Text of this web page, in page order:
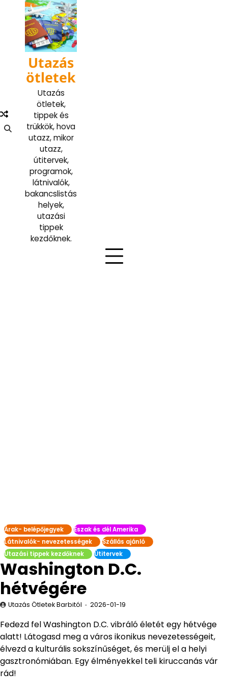
content
Utazás
ötletek
Utazás
ötletek,
tippek és
trükkök, hova
utazz, mikor
utazz,
útitervek,
programok,
látnivalók,
bakancslistás
helyek,
utazási
tippek
kezdőknek.
Árak- belépőjegyek
Észak és dél Amerika
Látnivalók- nevezetességek
Szállás ajánló
Utazási tippek kezdőknek
Útitervek
Washington D.C.
hétvégére
Utazás Ötletek Barbitól 2026-01-19
Fedezd fel Washington D.C. vibráló életét egy hétvége
alatt! Látogasd meg a város ikonikus nevezetességeit,
élvezd a kulturális sokszínűséget, és merülj el a helyi
gasztronómiában. Egy élményekkel teli kiruccanás vár
rád!